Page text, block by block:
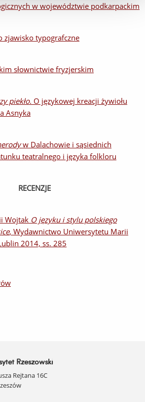
w województwie podkarpackim
zjawisko typografczne
słownictwie fryzjerskim
piekło. O językowej kreacji żywiołu
Asnyka
w Dalachowie i sąsiednich
teatralnego i języka folkloru
RECENZJE
Wojtak O języku i stylu polskiego
, Wydawnictwo Uniwersytetu Marii
2014, ss. 285
Rzeszowski
Rejtana 16C